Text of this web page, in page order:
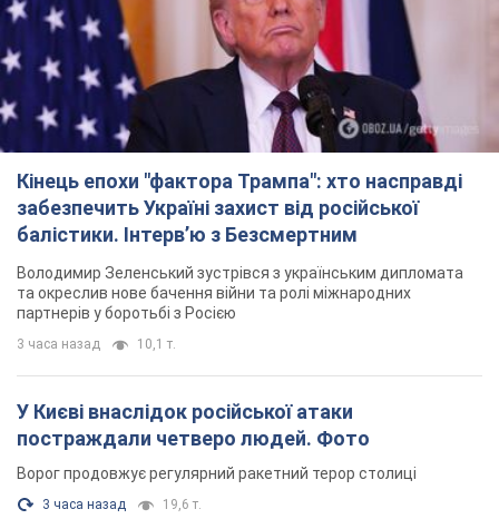
балістики. Інтерв’ю з Безсмертним
Володимир Зеленський зустрівся з українським дипломата
та окреслив нове бачення війни та ролі міжнародних
партнерів у боротьбі з Росією
3 часа назад
У Києві внаслідок російської атаки
постраждали четверо людей. Фото
Ворог продовжує регулярний ракетний терор столиці
3 часа назад 19,6 т.
Росіяни атакували дроном лікарню у Херсоні:
постраждали медпрацівниці
Загалом постраждали чотири жінки – і вони не єдині поранені
за добу
9 часов назад